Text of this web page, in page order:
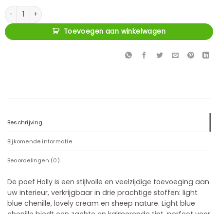
Poef & Voetenbank Holly sheep natural aantal
Toevoegen aan winkelwagen
Beschrijving
Bijkomende informatie
Beoordelingen (0)
De poef Holly is een stijlvolle en veelzijdige toevoeging aan
uw interieur, verkrijgbaar in drie prachtige stoffen: light
blue chenille, lovely cream en sheep nature. Light blue